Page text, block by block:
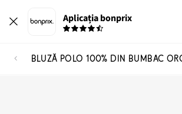
Aplicația bonprix